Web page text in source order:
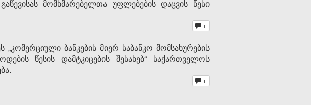
მომხმარებელთა უფლებების დაცვის წესი
+
ბანკების მიერ საბანკო მომსახურების
წესის დამტკიცების შესახებ“ საქართველოს
+